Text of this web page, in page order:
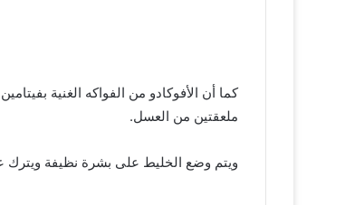
ملعقتين من العسل.
ويتم وضع الخليط على بشرة نظيفة ويترك على الوجه أو